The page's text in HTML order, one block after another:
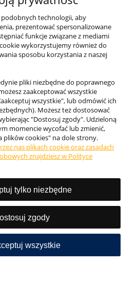
klienta
Moje konto
BHP. Odzież robocza, obuwie
jakości ✓. Zadbaj o
w pracy!
727 777 987
REGON: 368802421
technologii, aby
prezentować spersonalizowane
funkcje związane z mediami
wykorzystujemy również do
sposobu korzystania z naszej
pliki niezbędne do poprawnego
zaakceptować wszystkie
wszystkie", lub odmówić ich
Możesz też dostosować
"Dostosuj zgody". Udzieloną
momencie wycofać lub zmienić,
plików cookies" na dole strony.
nas plikach cookie oraz zasadach
znajdziesz w Polityce
tylko niezbędne
zgody
wszystkie